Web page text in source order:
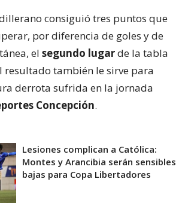
consiguió tres puntos que
por diferencia de goles y de
el segundo lugarde la tabla
resultado también le sirve para
derrota sufrida en la jornada
Concepción.
Lesiones complican a Católica:
Montes y Arancibia serán sensibles
bajas para Copa Libertadores